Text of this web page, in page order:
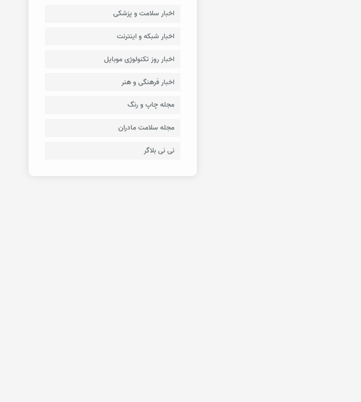
اخبار سلامت و پزشکی
اخبار شبکه و اینترنت
اخبار روز تکنولوژی موبایل
اخبار فرهنگی و هنر
مجله چاپ و رنگ
مجله سلامت مادران
نی نی بلاگر